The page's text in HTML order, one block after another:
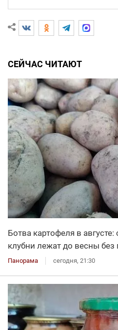
СЕЙЧАС ЧИТАЮТ
Ботва картофеля в
клубни лежат до весны без
Панорама сегодня, 21:30